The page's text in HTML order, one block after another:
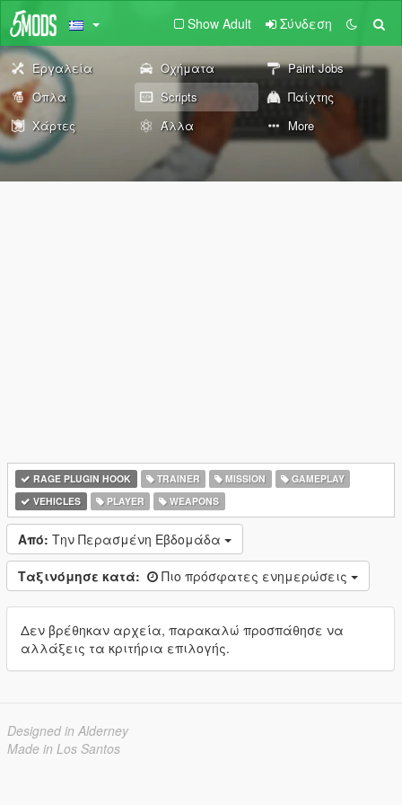
Show Adult Σύνδεση
Εργαλεία Οχήματα
Paint Jobs
Όπλα
Scripts
Παίχτης
Χάρτες
Άλλα More
RAGE PLUGIN HOOK TRAINER MISSION
GAMEPLAY
VEHICLES
PLAYER WEAPONS
Από: Την Περασμένη Εβδομάδα
Ταξινόμησε κατά: Πιο πρόσφατες ενημερώσεις
Δεν βρέθηκαν αρχεία, παρακαλώ προσπάθησε να
αλλάξεις τα κριτήρια επιλογής.
Designed in Alderney
Made in Los Santos